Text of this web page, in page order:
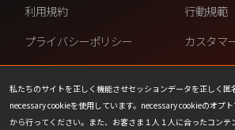
私たちのサイトを正しく機能させセッションデータを正しく匿
necessary cookieを使用しています。necessary cookieのオプ
から行ってください。また、お客さま１人１人に合ったコン
利用規約
行動規範
プライバシーポリシー
カスタマ
ファンコンテンツ・ポリシー
個人情報
ない
COOKIE
プレスリ